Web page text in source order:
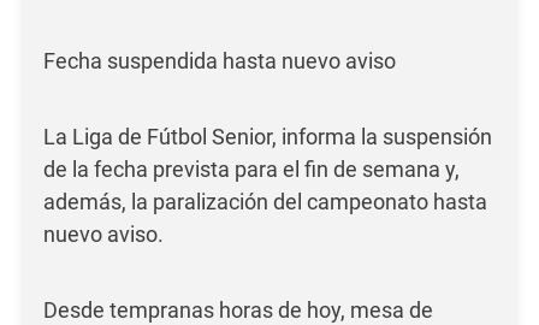
Fecha suspendida hasta nuevo aviso
La Liga de Fútbol Senior, informa la suspensión
de la fecha prevista para el fin de semana y,
además, la paralización del campeonato hasta
nuevo aviso.
Desde tempranas horas de hoy, mesa de